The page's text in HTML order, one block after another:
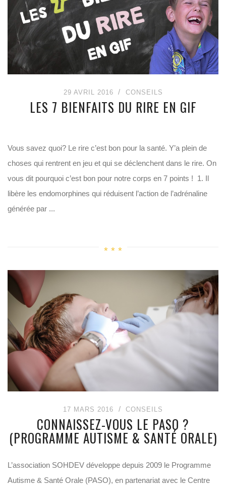
29 AVRIL 2016 CONSEILS
LES 7 BIENFAITS DU RIRE EN GIF
Vous savez quoi? Le rire c’est bon pour la santé. Y’a plein de
choses qui rentrent en jeu et qui se déclenchent dans le rire. On
vous dit pourquoi c’est bon pour notre corps en 7 points ! 1. Il
libère les endomorphines qui réduisent l’action de l’adrénaline
générée par ...
17 MARS 2016 CONSEILS
CONNAISSEZ-VOUS LE PASO ?
(PROGRAMME AUTISME & SANTÉ ORALE)
L’association SOHDEV développe depuis 2009 le Programme
Autisme & Santé Orale (PASO), en partenariat avec le Centre